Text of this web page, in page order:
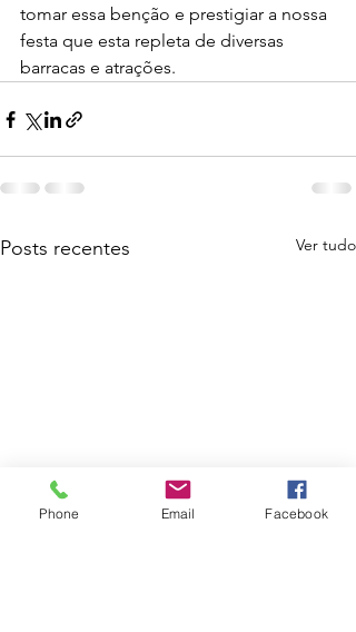
tomar essa benção e prestigiar a nossa
festa que esta repleta de diversas
barracas e atrações.
Posts recentes Ver tudo
Phone Email Facebook